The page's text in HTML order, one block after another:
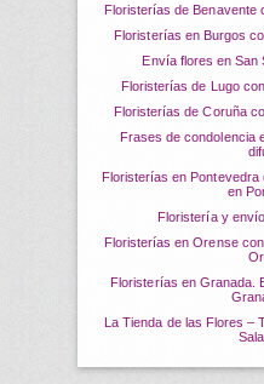
Floristerías de
Floristerías en Burgos
Envía flores en
Floristerías de Lugo
Floristerías de Coruña
Frases de condolencia en un arreglo de flores para
Floristerías en Pontevedra con envío de flores a domicilio
en
Floristería y
Floristerías en Orense con envío de flores a domicilio en
Floristerías en Granada. Envío de flores a domicilio en
La Tienda de las Flores – Tu Floristería de Confianza en